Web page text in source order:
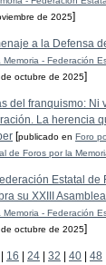
de 2025]
a la Defensa
Memoria - Federación
octubre de 2025]
del franquismo: Ni
La herencia
[publicado en Foro
de Foros por la
Estatal de
su XXIII
Memoria - Federación
octubre de 2025]
16 24 32 40 48